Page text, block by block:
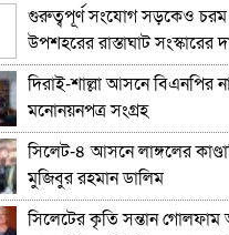
গুরুত্বপূর্ণ সংযোগ সড়কেও চরম
উপশহরের রাস্তাঘাট সংস্কারের
দিরাই-শাল্লা আসনে বিএনপির
মনোনয়নপত্র সংগ্রহ
সিলেট-৪ আসনে লাঙ্গলের
মুজিবুর রহমান ডালিম
সিলেটের কৃতি সন্তান